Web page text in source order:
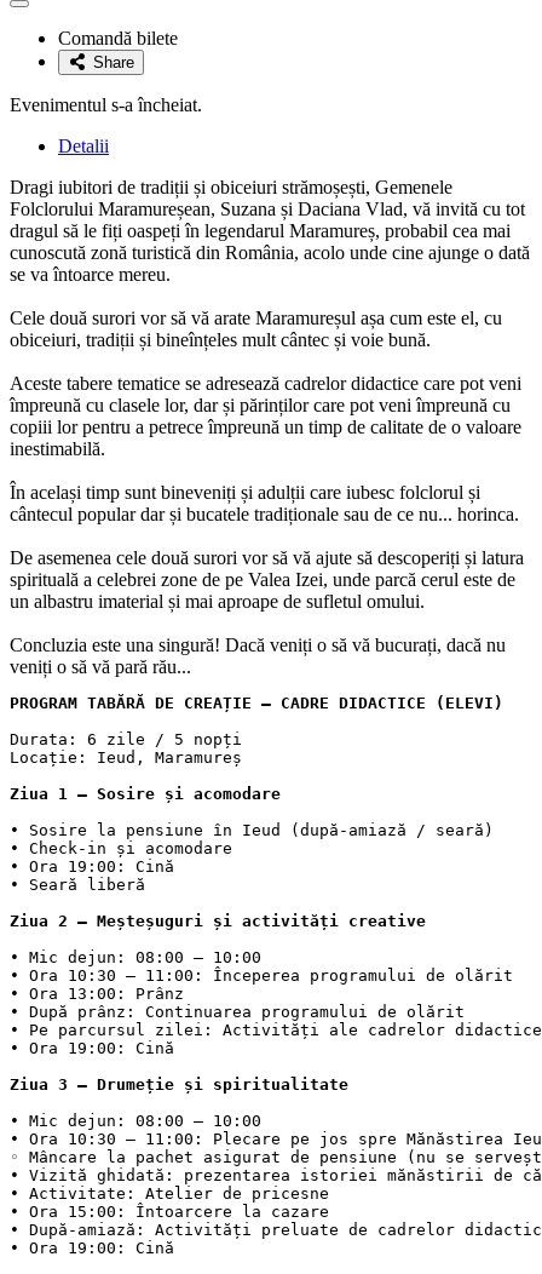
Adaugă
favoriteComandă bilete
Share
Evenimentul s-a încheiat.
Detalii
Dragi iubitori de tradiții și obiceiuri strămoșești, Gemenele
Folclorului Maramureșean, Suzana și Daciana Vlad, vă invită cu tot
dragul să le fiți oaspeți în legendarul Maramureș, probabil cea mai
cunoscută zonă turistică din România, acolo unde cine ajunge o dată
se va întoarce mereu.
Cele două surori vor să vă arate Maramureșul așa cum este el, cu
obiceiuri, tradiții și bineînțeles mult cântec și voie bună.
Aceste tabere tematice se adresează cadrelor didactice care pot veni
împreună cu clasele lor, dar și părinților care pot veni împreună cu
copiii lor pentru a petrece împreună un timp de calitate de o valoare
inestimabilă.
În același timp sunt bineveniți și adulții care iubesc folclorul și
cântecul popular dar și bucatele tradiționale sau de ce nu... horinca.
De asemenea cele două surori vor să vă ajute să descoperiți și latura
spirituală a celebrei zone de pe Valea Izei, unde parcă cerul este de
un albastru imaterial și mai aproape de sufletul omului.
Concluzia este una singură! Dacă veniți o să vă bucurați, dacă nu
veniți o să vă pară rău...
PROGRAM TABĂRĂ DE CREAȚIE – CADRE DIDACTICE (ELEVI)
Durata: 6 zile / 5 nopți
Locație: Ieud, Maramureș
Ziua 1 – Sosire și acomodare
• Sosire la pensiune în Ieud (după-amiază / seară)
• Check-in și acomodare
• Ora 19:00: Cină
Ziua 2 – Meșteșuguri și activități creative
• Mic dejun: 08:00 – 10:00
• Ora 10:30 – 11:00: Începerea programului de olărit
• Ora 13:00: Prânz
• După prânz: Continuarea programului de olărit
• Pe parcursul zilei: Activități ale cadrelor didactice
• Ora 19:00: Cină
Ziua 3 – Drumeție și spiritualitate
• Mic dejun: 08:00 – 10:00
• Ora 10:30 – 11:00: Plecare pe jos spre Mănăstirea
◦ Mâncare la pachet asigurat de pensiune (nu se
• Vizită ghidată: prezentarea istoriei mănăstirii de
• Activitate: Atelier de pricesne
• Ora 15:00: Întoarcere la cazare
• După-amiază: Activități preluate de cadrelor
• Ora 19:00: Cină